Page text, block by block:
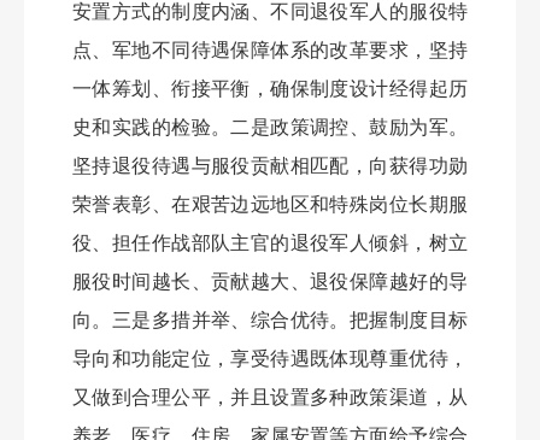
安置方式的制度内涵、不同退役军人的服役特
点、军地不同待遇保障体系的改革要求，坚持
一体筹划、衔接平衡，确保制度设计经得起历
史和实践的检验。二是政策调控、鼓励为军。
坚持退役待遇与服役贡献相匹配，向获得功勋
荣誉表彰、在艰苦边远地区和特殊岗位长期服
役、担任作战部队主官的退役军人倾斜，树立
服役时间越长、贡献越大、退役保障越好的导
向。三是多措并举、综合优待。把握制度目标
导向和功能定位，享受待遇既体现尊重优待，
又做到合理公平，并且设置多种政策渠道，从
养老、医疗、住房、家属安置等方面给予综合